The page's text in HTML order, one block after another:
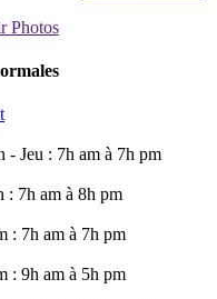
Photos
- Jeu : 7h am à 7h pm
: 7h am à 8h pm
: 7h am à 7h pm
: 9h am à 5h pm